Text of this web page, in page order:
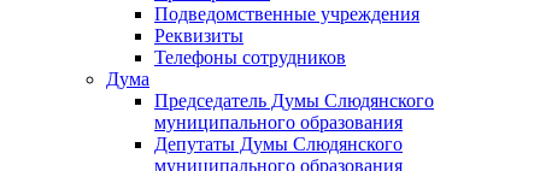
Подведомственные учреждения
Реквизиты
Телефоны сотрудников
Дума
Председатель Думы Слюдянского
муниципального образования
Депутаты Думы Слюдянского
муниципального образования